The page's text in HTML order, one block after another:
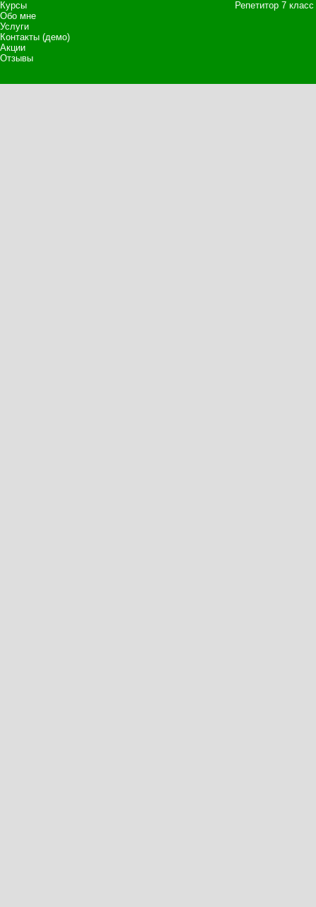
Курсы
Обо мне
Услуги
Контакты (демо)
Акции
Отзывы
Репетитор 7 класс